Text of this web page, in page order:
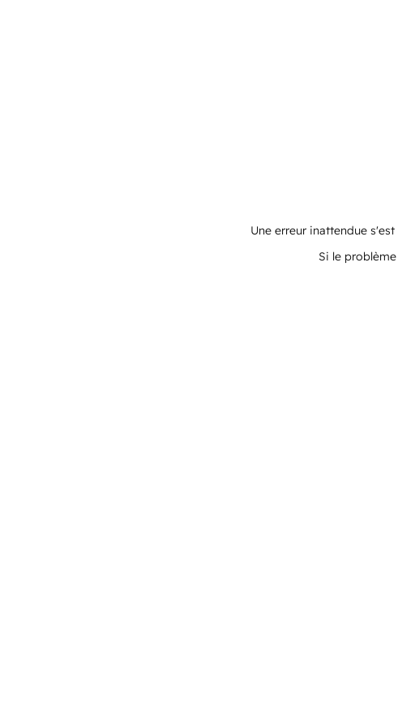
Une erreur inattendue
Si le